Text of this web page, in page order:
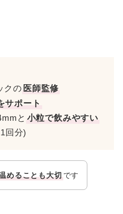
クの 医師監修
サポート
と 小粒で飲みやすい
回分)
めることも大切です